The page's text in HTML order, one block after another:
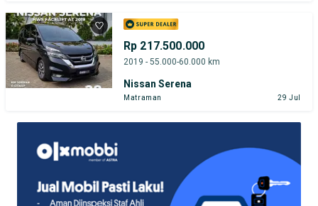
Rp 217.500.000
2019 - 55.000-60.000 km
Nissan Serena
Matraman 29 Jul